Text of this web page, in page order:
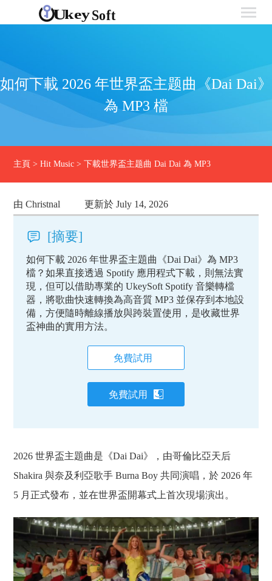
如何下載 2026 年世界盃主题曲《Dai Dai》
為 MP3 檔
主頁 >Hit Music >下載世界盃主题曲 Dai Dai 為 MP3
由 Christnal 更新於 July 14, 2026
[摘要]
如何下載 2026 年世界盃主題曲《Dai Dai》為 MP3
檔？如果直接透過 Spotify 應用程式下載，則無法實
現，但可以借助專業的 UkeySoft Spotify 音樂轉檔
器，將歌曲快速轉換為高音質 MP3 並保存到本地設
備，方便隨時離線播放與跨裝置使用，是收藏世界
盃神曲的實用方法。
免費試用
免費試用
2026 世界盃主題曲是《Dai Dai》，由哥倫比亞天后
Shakira 與奈及利亞歌手 Burna Boy 共同演唱，於 2026 年
5 月正式發布，並在世界盃開幕式上首次現場演出。